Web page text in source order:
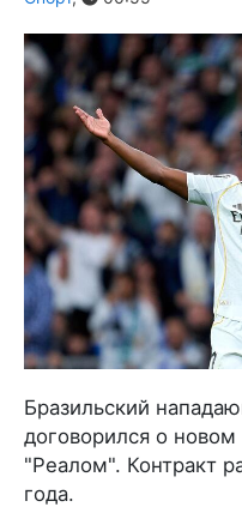
Бразильский
договорился о
"Реалом". Контракт
года.